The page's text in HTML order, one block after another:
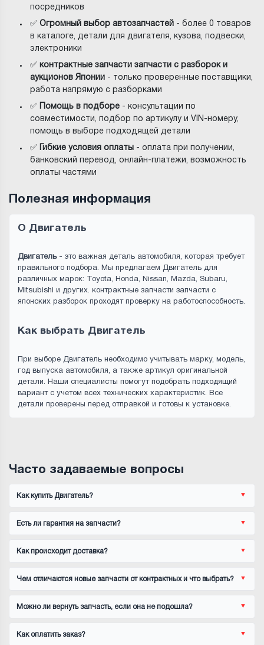
посредников
✅Огромный выбор автозапчастей - более 0 товаров
в каталоге, детали для двигателя, кузова, подвески,
электроники
✅ контрактные запчасти запчасти с разборок и
аукционов Японии - только проверенные поставщики,
работа напрямую с разборками
✅ Помощь в подборе - консультации по
совместимости, подбор по артикулу и VIN-номеру,
помощь в выборе подходящей детали
✅ Гибкие условия оплаты - оплата при получении,
банковский перевод, онлайн-платежи, возможность
оплаты частями
Полезная информация
О Двигатель
Двигатель- это важная деталь автомобиля, которая требует
правильного подбора. Мы предлагаем Двигатель для
различных марок: Toyota, Honda, Nissan, Mazda, Subaru,
Mitsubishi и других. контрактные запчасти запчасти с
японских разборок проходят проверку на работоспособность.
Как выбрать Двигатель
При выборе Двигатель необходимо учитывать марку, модель,
год выпуска автомобиля, а также артикул оригинальной
детали. Наши специалисты помогут подобрать подходящий
вариант с учетом всех технических характеристик. Все
детали проверены перед отправкой и готовы к установке.
Часто задаваемые вопросы
Как купить Двигатель?
Есть ли гарантия на запчасти?
Как происходит доставка?
Чем отличаются новые запчасти от контрактных и что выбрать?
Можно ли вернуть запчасть, если она не подошла?
Как оплатить заказ?